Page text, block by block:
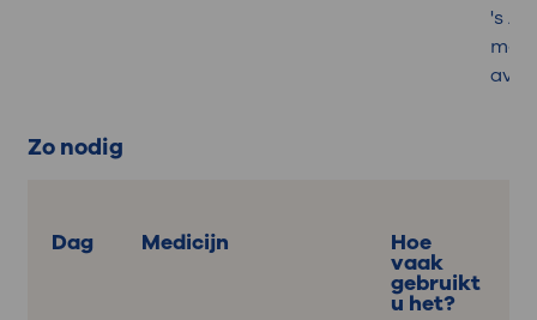
's
met
Zo nodig
Dag Medicijn Hoe
vaak
gebruikt
u het?